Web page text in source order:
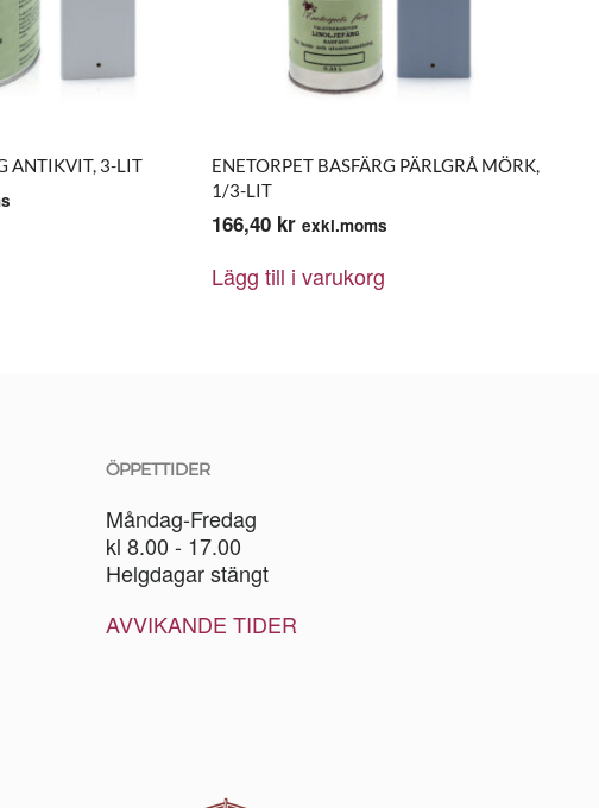
ANTIKVIT, 3-LIT
ENETORPET BASFÄRG PÄRLGRÅ MÖRK,
1/3-LIT
166,40 kr exkl.moms
Lägg till i varukorg
ÖPPETTIDER
Måndag-Fredag
kl 8.00 - 17.00
Helgdagar stängt
AVVIKANDE TIDER